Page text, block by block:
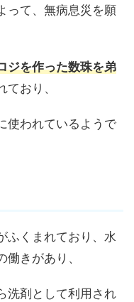
って、無病息災を願
ジを作った数珠を弟
ており、
使われているようで
ふくまれており、水
きがあり、
洗剤として利用され